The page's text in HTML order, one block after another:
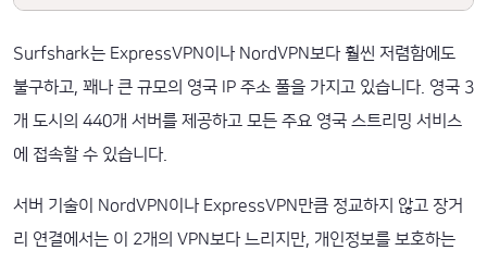
Surfshark는 ExpressVPN이나 NordVPN보다 훨씬 저렴함에도
불구하고, 꽤나 큰 규모의 영국 IP 주소 풀을 가지고 있습니다. 영국 3
개 도시의 440개 서버를 제공하고 모든 주요 영국 스트리밍 서비스
에 접속할 수 있습니다.
서버 기술이 NordVPN이나 ExpressVPN만큼 정교하지 않고 장거
리 연결에서는 이 2개의 VPN보다 느리지만, 개인정보를 보호하는